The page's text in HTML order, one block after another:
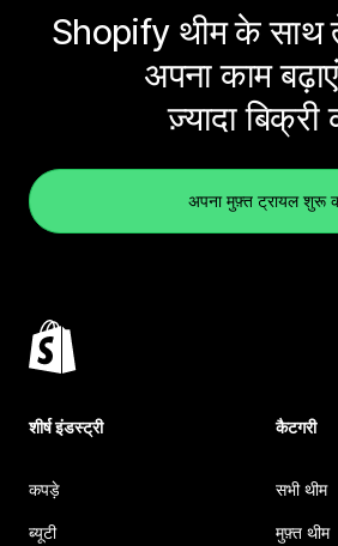
Shopify थीम के साथ
अपना काम
ज़्यादा
अपना मुफ़्त ट्रायल शुरू
शीर्ष इंडस्ट्री
कपड़े
ब्यूटी
कैटगरी
सभी थीम
मुफ़्त थीम